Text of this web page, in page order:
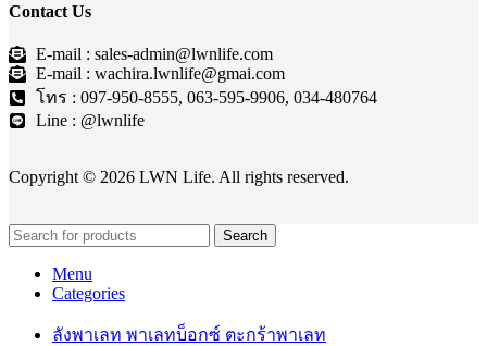
Contact Us
E-mail : sales-admin@lwnlife.com
E-mail : wachira.lwnlife@gmai.com
โทร : 097-950-8555, 063-595-9906, 034-480764
Line : @lwnlife
Copyright © 2026 LWN Life. All rights reserved.
Search
Menu
Categories
ลังพาเลท พาเลทบ็อกซ์ ตะกร้าพาเลท